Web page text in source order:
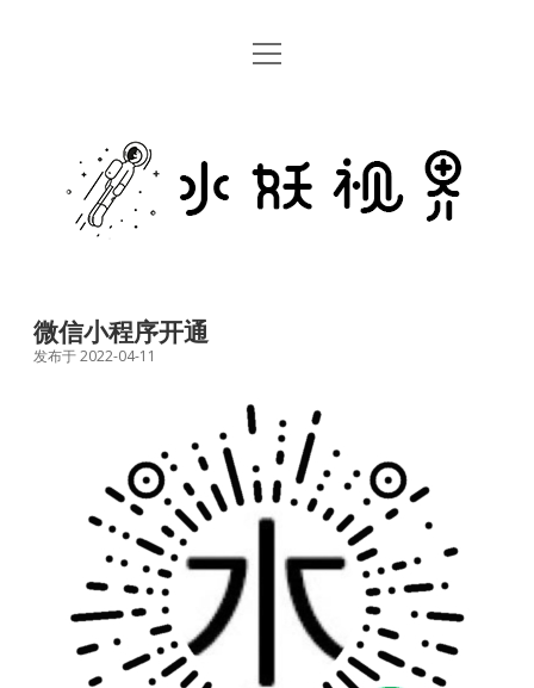
首页
关于
open
妖
视
微信小程序开通
发布于 2022-04-11